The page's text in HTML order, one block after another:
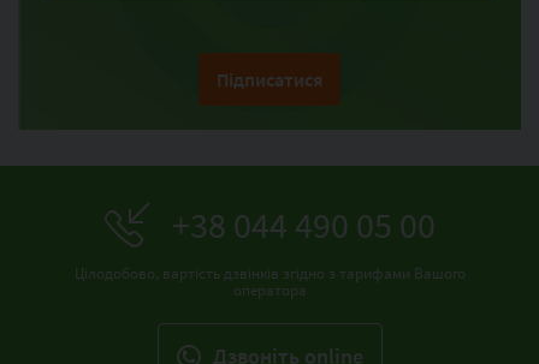
Підписатися
+38 044 490 05 00
Цілодобово, вартість дзвінків згідно з тарифами Вашого
оператора
Дзвонiть online